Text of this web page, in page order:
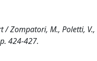
Zompatori, M., Poletti, V.,
424-427.